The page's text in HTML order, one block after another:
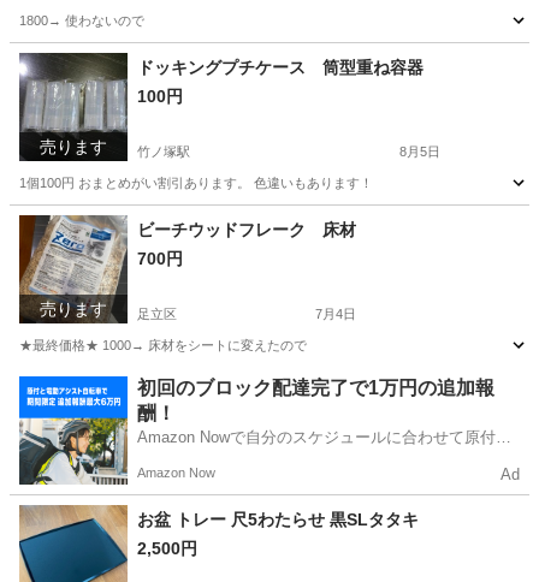
1800→ 使わないので
東京 足立区 竹ノ塚駅 バッグ ボディバッグ
売ります
ドッキングプチケース 筒型重ね容器
100円
竹ノ塚駅 8月5日
1個100円 おまとめがい割引あります。 色違いもあります！
東京 足立区 竹ノ塚駅 靴/バッグ 容器
売ります
ビーチウッドフレーク 床材
700円
足立区 7月4日
★最終価格★ 1000→ 床材をシートに変えたので
生活雑貨 シート
初回のブロック配達完了で1万円の追加報
酬！
Amazon Nowで自分のスケジュールに合わせて原付や
う！
Amazon Now Ad
お盆 トレー 尺5わたらせ 黒SLタタキ
2,500円